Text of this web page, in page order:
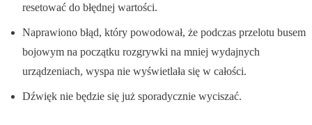
resetować do błędnej wartości.
Naprawiono błąd, który powodował, że podczas przelotu busem
bojowym na początku rozgrywki na mniej wydajnych
urządzeniach, wyspa nie wyświetlała się w całości.
Dźwięk nie będzie się już sporadycznie wyciszać.